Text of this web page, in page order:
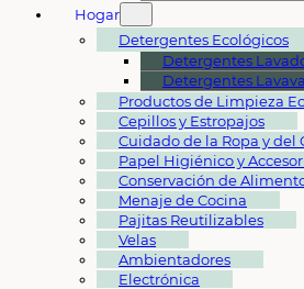
Hogar
Detergentes Ecológicos
Detergentes
Detergentes
Productos de Limpieza
Cepillos y Estropajos
Cuidado de la Ropa y del
Papel Higiénico y
Conservación de
Menaje de Cocina
Pajitas Reutilizables
Velas
Ambientadores
Electrónica